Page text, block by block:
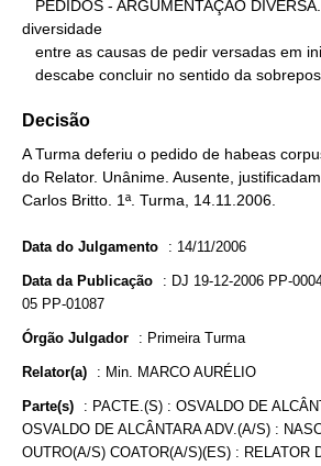
diversidade
descabe concluir no sentido da
Decisão
A Turma deferiu o pedido de habeas
do Relator. Unânime. Ausente,
Carlos Britto. 1ª. Turma, 14.11.2006.
Data do Julgamento : 14/11/2006
Data da Publicação : DJ 19-12-2006 PP-
05 PP-01087
Órgão Julgador : Primeira Turma
Relator(a) : Min. MARCO AURÉLIO
Parte(s) : PACTE.(S) : OSVALDO DE
OSVALDO DE ALCÂNTARA ADV.(A/S) :
OUTRO(A/S) COATOR(A/S)(ES) : RELATOR